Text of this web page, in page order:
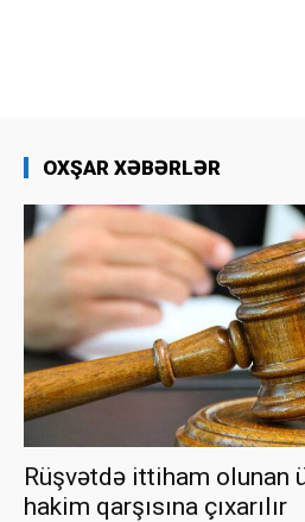
OXŞAR XƏBƏRLƏR
Rüşvətdə ittiham olunan
hakim qarşısına çıxarılır